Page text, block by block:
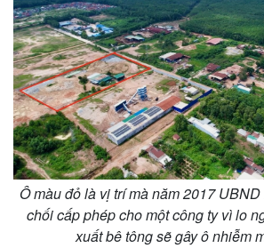
Ô màu đỏ là vị trí mà năm 2017
chối cấp phép cho một công ty vì lo
xuất bê tông sẽ gây ô nhiễm